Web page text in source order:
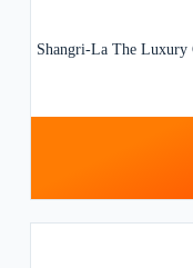
Shangri-La The Luxury